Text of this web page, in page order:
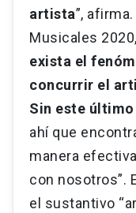
artista”,
Musicales
exista el
concurrir el
Sin este
ahí que
manera
con nosotros”.
el sustantivo